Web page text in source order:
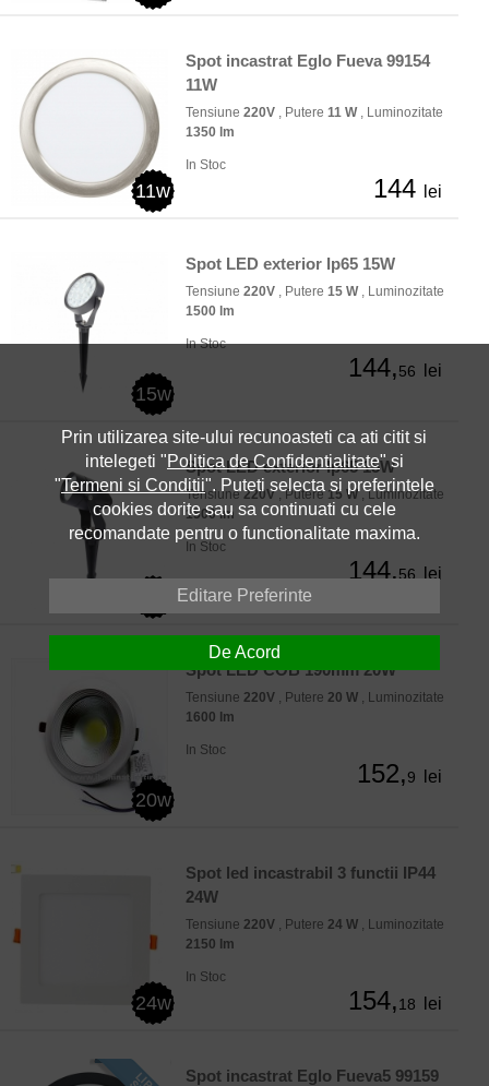
11w
Spot incastrat Eglo Fueva 99154
11W
Tensiune 220V , Putere 11 W, Luminozitate
1350 lm
In Stoc
144 lei
15w
Spot LED exterior Ip65 15W
Tensiune 220V , Putere 15 W, Luminozitate
1500 lm
In Stoc
144,56 lei
Spot LED exterior Ip65 15W
Tensiune220V, Putere 15 W, Luminozitate
1500 lm
In Stoc
144,56 lei
20w
Spot LED COB 190mm 20W
Tensiune 220V , Putere 20 W , Luminozitate
1600 lm
In Stoc
152,9 lei
24w
Spot led incastrabil 3 functii IP44
24W
Tensiune 220V , Putere 24 W , Luminozitate
2150 lm
In Stoc
154,18 lei
Spot incastrat Eglo Fueva5 99159
Prin utilizarea site-ului recunoasteti ca ati citit si
intelegeti "Politica de Confidentialitate" si
"Termeni si Conditii". Puteti selecta si preferintele
cookies dorite sau sa continuati cu cele
recomandate pentru o functionalitate maxima.
Editare Preferinte
De Acord